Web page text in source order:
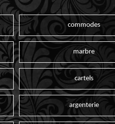
commodes
marbre
cartels
argenterie